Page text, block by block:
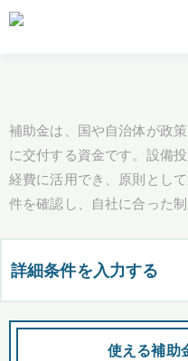
補助金は、国や自治体が政
に交付する資金です。設備
経費に活用でき、原則とし
件を確認し、自社に合った制
詳細条件を入力する
都道府県
使える補助